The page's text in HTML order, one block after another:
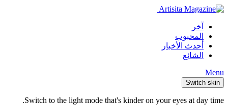
آخر
المحبوب
أحدث الأخبار
الشائع
Menu
Switch skin
Switch to the light mode that's kinder on your eyes at day time.